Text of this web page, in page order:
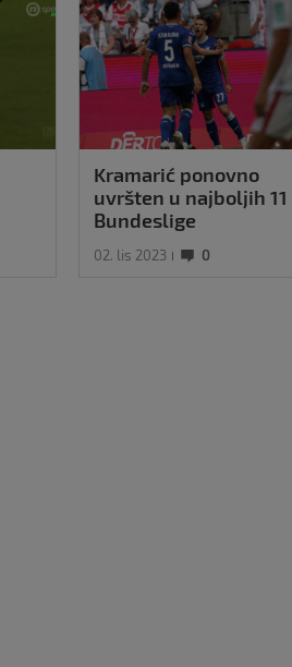
Kramarić ponovno
uvršten u najboljih 11
Bundeslige
02. lis 2023 0